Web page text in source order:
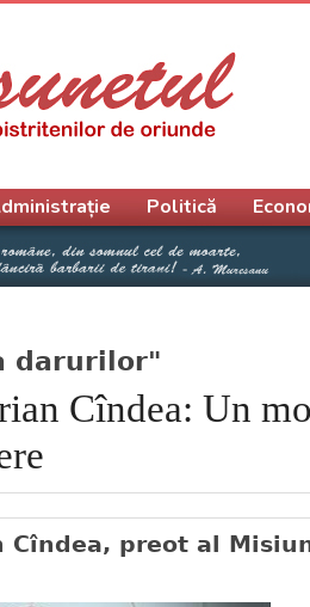
darurilor"
Cîndea: Un
Cîndea, preot al
Politică